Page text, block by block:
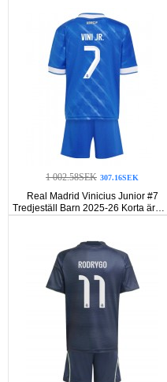
1 002.58SEK 307.16SEK
Real Madrid Vinicius Junior #7
Tredjeställ Barn 2025-26 Korta ärmar
(+ Korta byxor)